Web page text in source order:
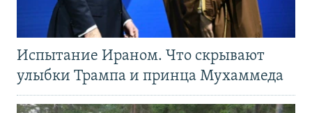
Испытание Ираном. Что скрывают
улыбки Трампа и принца Мухаммеда